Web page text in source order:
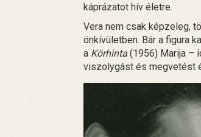
káprázatot hív életre.
Vera nem csak képzeleg,
önkívületben. Bár a figura
a Körhinta (1956) Marija –
viszolygást és megvetést